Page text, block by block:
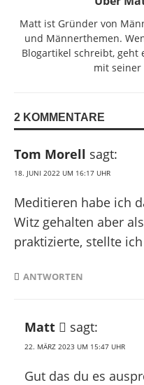
Matt ist Gründer von
und Männerthemen.
Blogartikel schreibt, geht
mit seiner
2 KOMMENTARE
Tom Morell sagt:
18. JUNI 2022 UM 16:17 UHR
Meditieren habe ich
Witz gehalten aber
praktizierte, stellte
ANTWORTEN
Matt sagt:
22. MÄRZ 2023 UM 15:47 UHR
Gut das du es